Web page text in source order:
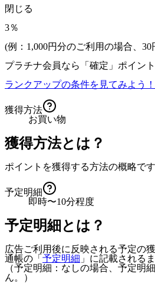
閉じる
3％
(例：1,000円分のご利用の場合、 30
プラチナ会員なら
「確定」 ポイン
ランクアップの条件を見てみよう！
獲得方法
お買い物
獲得方法とは？
ポイントを獲得する方法の概略です
予定明細
即時〜10分程度
予定明細とは？
広告ご利用後に反映される予定の
通帳の「 予定明細 」に記載される
（予定明細：なしの場合、予定明
ん。）